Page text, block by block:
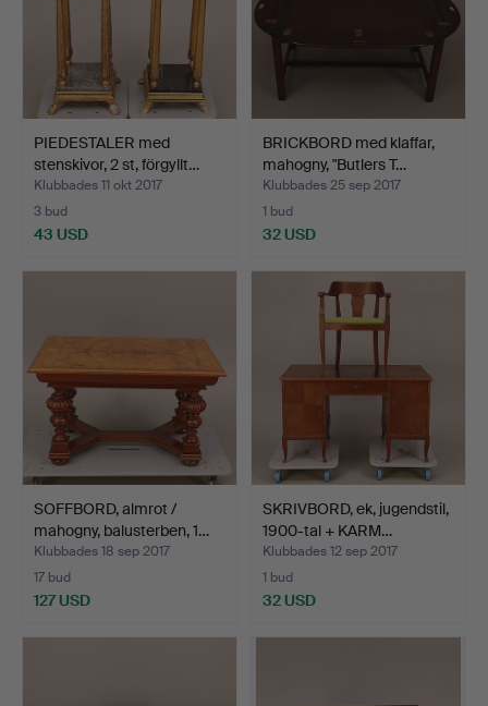
PIEDESTALER med
stenskivor, 2 st, förgyllt…
Klubbades 11 okt 2017
3 bud
43 USD
BRICKBORD med klaffar,
mahogny, "Butlers T…
Klubbades 25 sep 2017
1 bud
32 USD
SOFFBORD, almrot /
mahogny, balusterben, 1…
Klubbades 18 sep 2017
17 bud
127 USD
SKRIVBORD, ek, jugendstil,
1900-tal + KARM…
Klubbades 12 sep 2017
1 bud
32 USD